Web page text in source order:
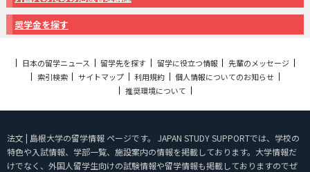
奨学金を探す
日本の留学ニュース 留学先を探す 留学に役立つ情報
先輩のメッセージ
索引検索
サイトマップ 利用規約
個人情報についてのお知らせ
推奨環境について
法文 | 島根大学の留学情報 ページです。 JAPAN STUDY SUPPORTでは、学校の
特色や入試情報、学部一覧、施設案内の情報を掲載しております。大学情報だ
けでなく、外国人留学生向けの試験情報や留学情報も掲載しておりますのでぜ